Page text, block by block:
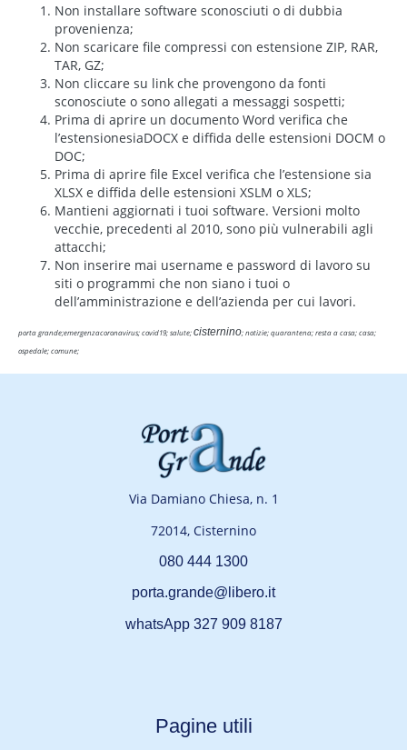
Non installare software sconosciuti o di dubbia
provenienza;
Non scaricare file compressi con estensione ZIP, RAR,
TAR, GZ;
Non cliccare su link che provengono da fonti
sconosciute o sono allegati a messaggi sospetti;
Prima di aprire un documento Word verifica che
l’estensionesiaDOCX e diffida delle estensioni DOCM o
DOC;
Prima di aprire file Excel verifica che l’estensione sia
XLSX e diffida delle estensioni XSLM o XLS;
Mantieni aggiornati i tuoi software. Versioni molto
vecchie, precedenti al 2010, sono più vulnerabili agli
attacchi;
Non inserire mai username e password di lavoro su
siti o programmi che non siano i tuoi o
dell’amministrazione e dell’azienda per cui lavori.
porta grande;emergenzacoronavirus; covid19; salute;cisternino; notizie; quarantena; resta a casa; casa;
ospedale; comune;
Via Damiano Chiesa, n. 1
72014, Cisternino
080 444 1300
porta.grande@libero.it
whatsApp 327 909 8187
Pagine utili